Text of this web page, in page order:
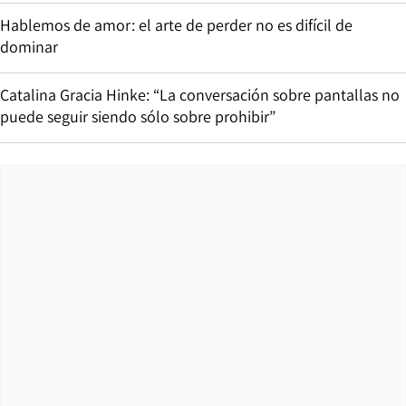
Hablemos de amor: el arte de perder no es difícil de
dominar
Catalina Gracia Hinke: “La conversación sobre pantallas no
puede seguir siendo sólo sobre prohibir”